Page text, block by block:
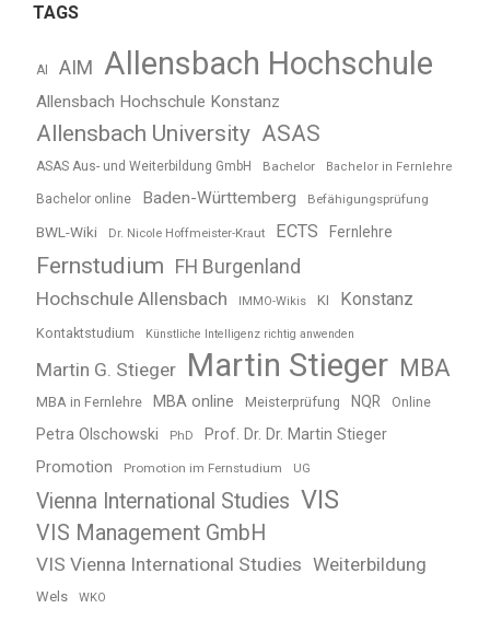
TAGS
AI AIM Allensbach Hochschule
Allensbach Hochschule Konstanz
Allensbach University ASAS
ASAS Aus- und Weiterbildung GmbH Bachelor Bachelor in Fernlehre
Bachelor online Baden-Württemberg Befähigungsprüfung
BWL-Wiki Dr. Nicole Hoffmeister-Kraut ECTS Fernlehre
Fernstudium FH Burgenland
Hochschule Allensbach
IMMO-Wikis KI Konstanz
Kontaktstudium Künstliche Intelligenz richtig anwenden
Martin G. Stieger Martin Stieger MBA
MBA in Fernlehre MBA online Meisterprüfung NQR Online
Petra Olschowski PhD Prof. Dr. Dr. Martin Stieger
Promotion Promotion im Fernstudium UG
Vienna International Studies VIS
VIS Management GmbH
VIS Vienna International Studies Weiterbildung
Wels WKO